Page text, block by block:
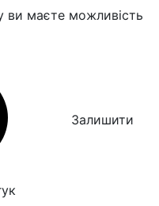
ви маєте можливість
Залишити